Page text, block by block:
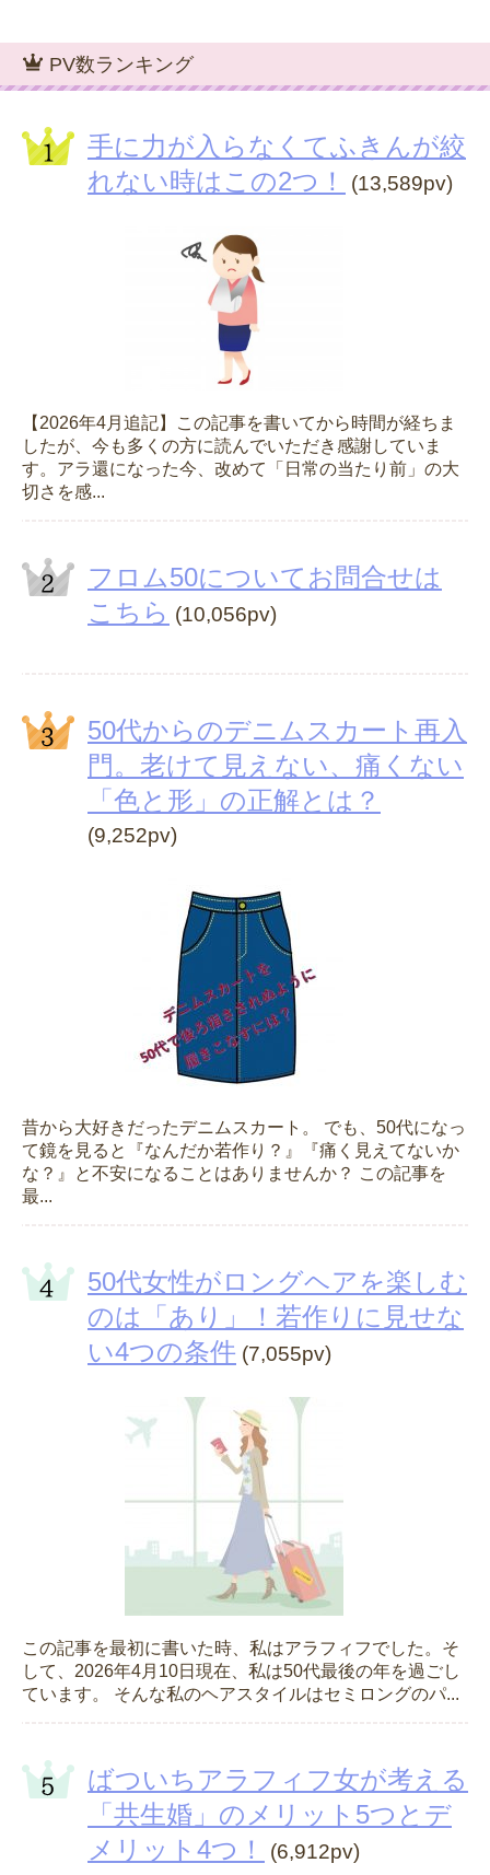
PV数ランキング
手に力が入らなくてふきんが絞
れない時はこの2つ！
(13,589pv)
【2026年4月追記】この記事を書いてから時間が経ちま
したが、今も多くの方に読んでいただき感謝していま
す。アラ還になった今、改めて「日常の当たり前」の大
切さを感...
フロム50についてお問合せは
こちら (10,056pv)
50代からのデニムスカート再入
門。老けて見えない、痛くない
「色と形」の正解とは？
(9,252pv)
昔から大好きだったデニムスカート。 でも、50代になっ
て鏡を見ると『なんだか若作り？』『痛く見えてないか
な？』と不安になることはありませんか？ この記事を
最...
50代女性がロングヘアを楽しむ
のは「あり」！若作りに見せな
い4つの条件 (7,055pv)
この記事を最初に書いた時、私はアラフィフでした。そ
して、2026年4月10日現在、私は50代最後の年を過ごし
ています。 そんな私のヘアスタイルはセミロングのパ...
ばついちアラフィフ女が考える
「共生婚」のメリット5つとデ
メリット4つ！
(6,912pv)